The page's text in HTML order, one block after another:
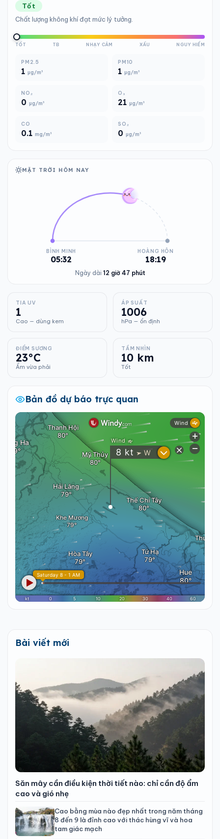
Tốt
Chất lượng không khí đạt mức lý tưởng.
TỐT TB NHẠY CẢM XẤU NGUY HIỂM
PM2.5
1 µg/m³
PM10
1 µg/m³
NO₂
0 µg/m³
O₃
21 µg/m³
CO
0.1 mg/m³
SO₂
0 µg/m³
MẶT TRỜI HÔM NAY
BÌNH MINH
05:32
HOÀNG HÔN
18:19
Ngày dài 12 giờ 47 phút
TIA UV
1
Cao — dùng kem
ÁP SUẤT
1006
hPa — ổn định
ĐIỂM SƯƠNG
23°C
Ẩm vừa phải
TẦM NHÌN
10 km
Tốt
Bản đồ dự báo trực quan
Bài viết mới
Săn mây cần điều kiện thời tiết nào: chỉ cần độ ẩm
cao và gió nhẹ
Cao bằng mùa nào đẹp nhất trong năm tháng
8 đến 9 là đỉnh cao với thác hùng vĩ và hoa
tam giác mạch